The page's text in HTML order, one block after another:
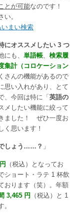
とが可能なのです！
い。
いまい検索
にオススメしたい 3 つ
にも、 単語帳
検索履
集計（コロケーション
さんの機能があるので
思い入れがあり、とて
、今回は特に「 英語の
メしたい機能に絞って
ました！ ぜひ一度お
く思います！
しょう……？ 」
（税込）となってお
ショート・ラテ 1 杯飲
おります（笑）。年額
3,465 円
（税込）と 1